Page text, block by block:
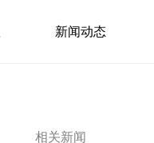
新闻动态
相关新闻